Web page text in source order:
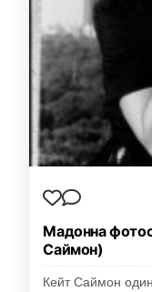
Мадонна
Саймон)
Кейт Саймон